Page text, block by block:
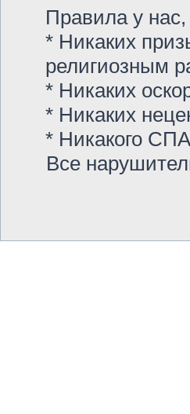
Правила у
* Никаких
религиозным
* Никаких
* Никаких
* Никакого
Все